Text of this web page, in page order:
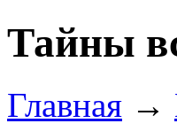
Тайны
Главная →